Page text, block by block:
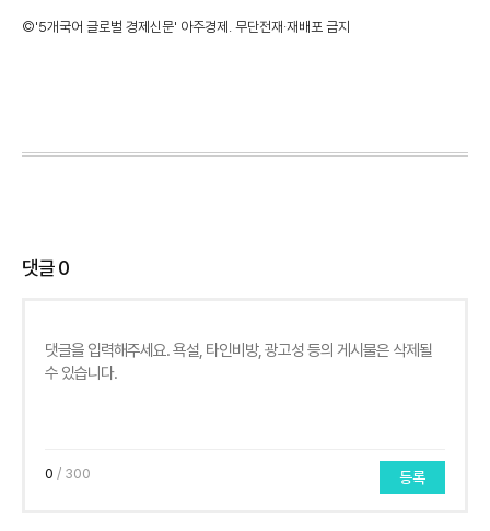
©'5개국어 글로벌 경제신문' 아주경제. 무단전재·재배포 금지
댓글0
0 / 300 등록